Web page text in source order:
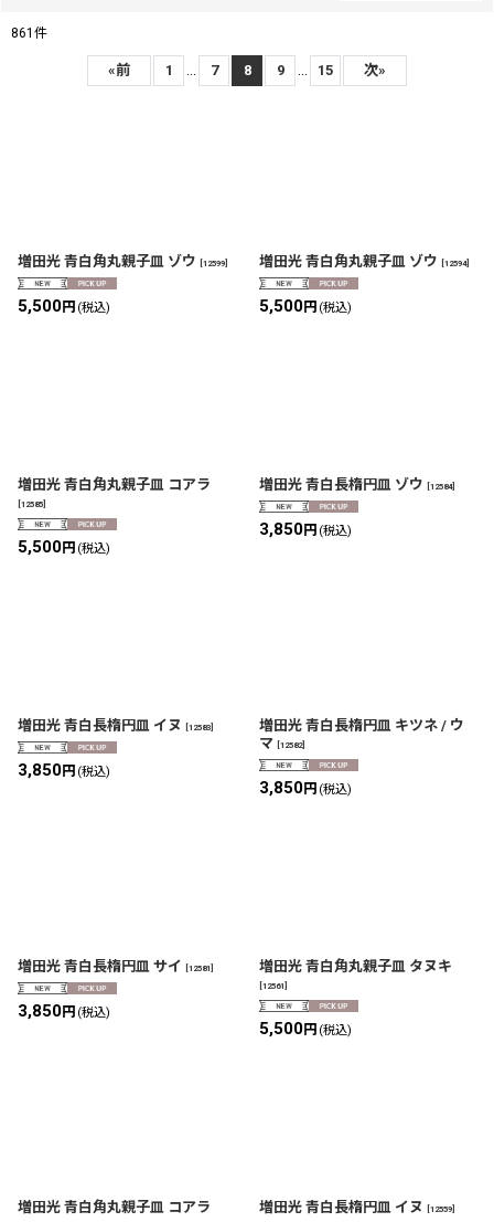
861 件
«前 1 ... 7 8 9 ... 15 次»
増田光 青白角丸親子皿 ゾウ [12599]
5,500円 (税込)
増田光 青白角丸親子皿 ゾウ [12594]
5,500円 (税込)
増田光 青白角丸親子皿 コアラ
12585
5,500円 (税込)
増田光 青白長楕円皿 ゾウ 12584]
3,850円 (税込)
増田光 青白長楕円皿 イヌ 12583
3,850円 (税込)
増田光 青白長楕円皿 キツネ / ウ
マ
12582]
3,850円 (税込)
増田光 青白長楕円皿 サイ 12581
3,850円 (税込)
増田光 青白角丸親子皿 タヌキ
12561
5,500円 (税込)
増田光 青白角丸親子皿 コアラ 増田光 青白長楕円皿 イヌ 12559